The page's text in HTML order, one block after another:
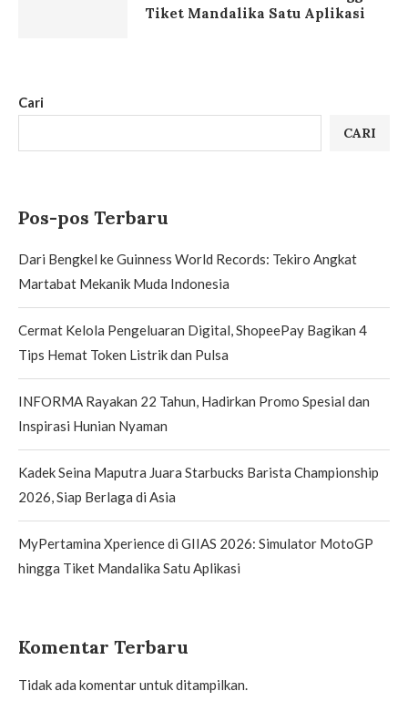
Cari
CARI
Pos-pos Terbaru
Dari Bengkel ke Guinness World Records: Tekiro Angkat
Martabat Mekanik Muda Indonesia
Cermat Kelola Pengeluaran Digital, ShopeePay Bagikan 4
Tips Hemat Token Listrik dan Pulsa
INFORMA Rayakan 22 Tahun, Hadirkan Promo Spesial dan
Inspirasi Hunian Nyaman
Kadek Seina Maputra Juara Starbucks Barista Championship
2026, Siap Berlaga di Asia
MyPertamina Xperience di GIIAS 2026: Simulator MotoGP
hingga Tiket Mandalika Satu Aplikasi
Komentar Terbaru
Tidak ada komentar untuk ditampilkan.
Tiket Mandalika Satu Aplikasi